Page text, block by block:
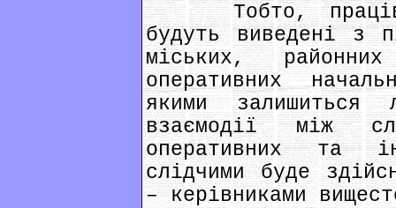
Тобто,
будуть виведені з
міських,
оперативних
якими залишиться
взаємодії між
оперативних та
слідчими буде
– керівниками